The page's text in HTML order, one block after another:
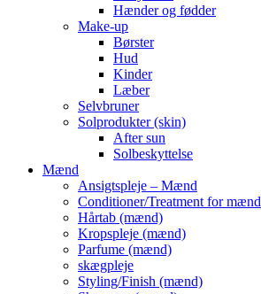
Hænder og fødder
Make-up
Børster
Hud
Kinder
Læber
Selvbruner
Solprodukter (skin)
After sun
Solbeskyttelse
Mænd
Ansigtspleje – Mænd
Conditioner/Treatment for mænd
Hårtab (mænd)
Kropspleje (mænd)
Parfume (mænd)
skægpleje
Styling/Finish (mænd)